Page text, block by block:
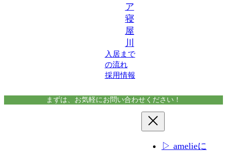
ア
寝
屋
川
入居まで
の流れ
採用情報
まずは、お気軽にお問い合わせください！
▷ amelieに